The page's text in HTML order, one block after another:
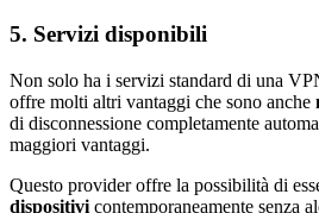
5. Servizi disponibili
Non solo ha i servizi standard di una
offre molti altri vantaggi che sono anche
di disconnessione completamente
maggiori vantaggi.
Questo provider offre la possibilità di
dispositivi contemporaneamente senza